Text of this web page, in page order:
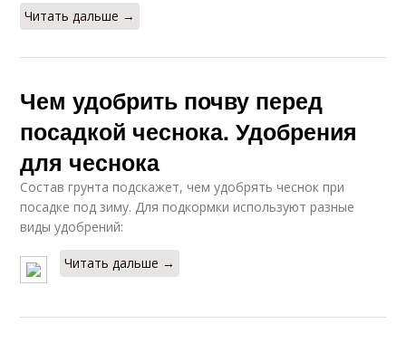
Читать дальше →
Чем удобрить почву перед
посадкой чеснока. Удобрения
для чеснока
Состав грунта подскажет, чем удобрять чеснок при
посадке под зиму. Для подкормки используют разные
виды удобрений:
Читать дальше →